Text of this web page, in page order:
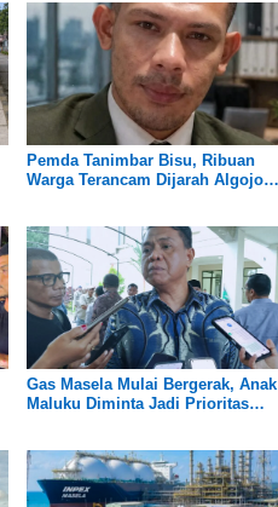
Pemda Tanimbar Bisu, Ribuan
Warga Terancam Dijarah Algojo
Gas Masela Mulai Bergerak, Anak
Maluku Diminta Jadi Prioritas